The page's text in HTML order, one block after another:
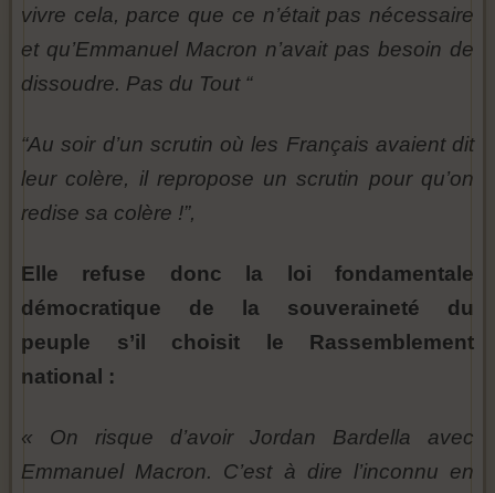
vivre cela, parce que ce n’était pas nécessaire
et qu’Emmanuel Macron n’avait pas besoin de
dissoudre. Pas du Tout “
“Au soir d’un scrutin où les Français avaient dit
leur colère, il repropose un scrutin pour qu’on
redise sa colère !”,
Elle refuse donc la loi fondamentale
démocratique de la souveraineté du
peuple
s’il choisit le Rassemblement
national :
« On risque d’avoir Jordan Bardella avec
Emmanuel Macron. C’est à dire l’inconnu en